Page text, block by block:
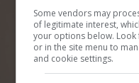
Some vendors may
of legitimate interest,
your options below.
or in the site menu to
and cookie settings.